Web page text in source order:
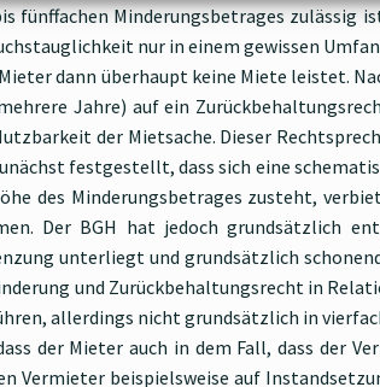
fünffachen Minderungsbetrages zulässig
nur in einem gewissen
dann überhaupt keine Miete leistet.
Jahre) auf ein
der Mietsache. Dieser
festgestellt, dass sich eine
des Minderungsbetrages zusteht,
Der BGH hat jedoch grundsätzlich
unterliegt und grundsätzlich
und Zurückbehaltungsrecht in
allerdings nicht grundsätzlich in
der Mieter auch in dem Fall, dass
Vermieter beispielsweise auf